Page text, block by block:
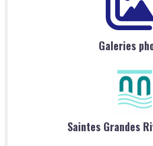
Galeries
Saintes Grandes